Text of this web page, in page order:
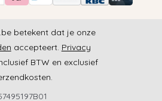
betekent dat je onze
accepteert. Privacy
BTW en exclusief